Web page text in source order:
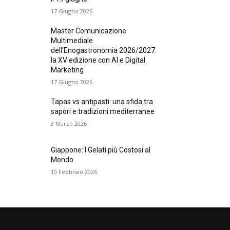
17 Giugno 2026
Master Comunicazione
Multimediale
dell’Enogastronomia 2026/2027:
la XV edizione con AI e Digital
Marketing
17 Giugno 2026
Tapas vs antipasti: una sfida tra
sapori e tradizioni mediterranee
3 Marzo 2026
Giappone: I Gelati più Costosi al
Mondo
10 Febbraio 2026